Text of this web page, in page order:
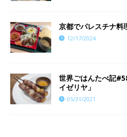
京都でパレスチナ料
12/17/2024
世界ごはんたべ記
イゼリヤ」
05/31/2021